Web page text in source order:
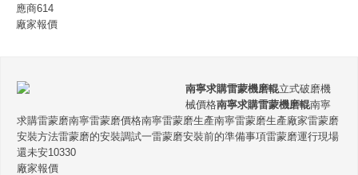
應商614
廠家報價
南寧求購雷蒙機磨輥立式破磨機
械價格南寧求購雷蒙機磨輥南寧
求購雷蒙磨南寧雷蒙磨價格南寧雷蒙磨生產南寧雷蒙磨生產廠家雷蒙磨
安裝方法雷蒙磨的安裝調試一雷蒙磨安裝前的準備事項雷蒙磨運行現場
還未安10330
廠家報價